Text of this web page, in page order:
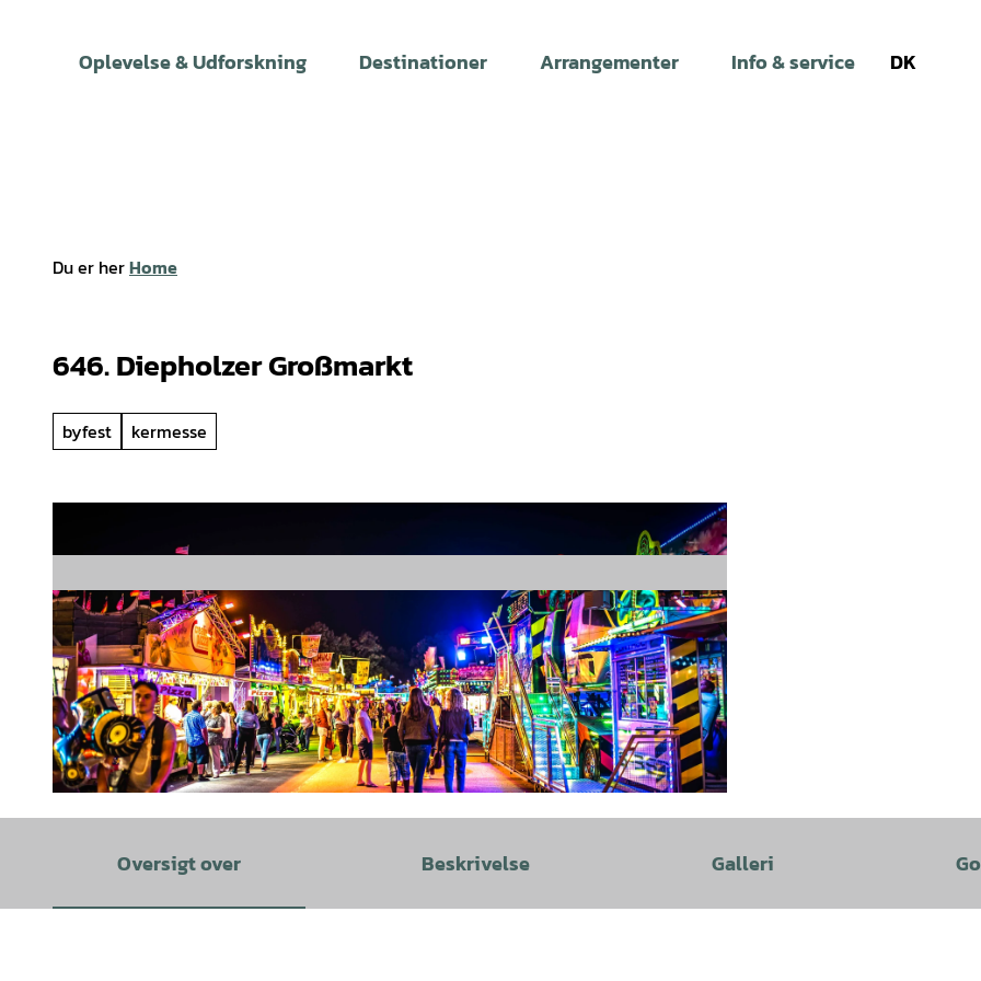
Oplevelse & Udforskning Destinationer Arrangementer Info & service DK
Du er herHome
646. Diepholzer Großmarkt
byfest kermesse
Oversigt over Beskrivelse Galleri